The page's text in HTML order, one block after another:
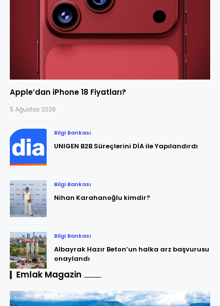
Apple’dan iPhone 18 Fiyatları?
5 Ağustos 2026
Bilgi Bankası
UNIGEN B2B Süreçlerini DİA ile Yapılandırdı
Bilgi Bankası
Nihan Karahanoğlu kimdir?
Bilgi Bankası
Albayrak Hazır Beton’un halka arz başvurusu
onaylandı
Emlak Magazin